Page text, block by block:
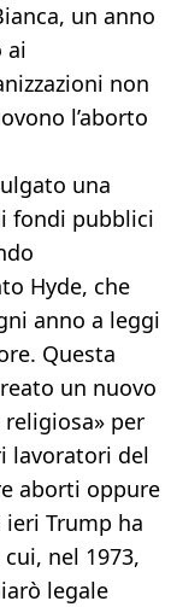
un anno
ai
non
l’aborto
una
fondi pubblici
Hyde, che
anno a leggi
Questa
un nuovo
per
lavoratori del
aborti oppure
Trump ha
nel 1973,
legale